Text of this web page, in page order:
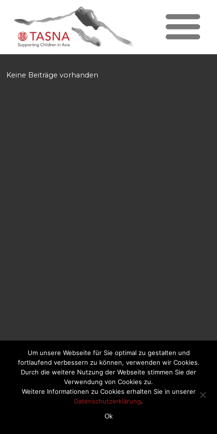
Keine Beiträge vorhanden
Clearing Nr. 232 IBAN CH53 0023 2232 5288 4640 Y
Um unsere Webseite für Sie optimal zu gestalten und
fortlaufend verbessern zu können, verwenden wir Cookies.
Durch die weitere Nutzung der Webseite stimmen Sie der
Verwendung von Cookies zu.
Weitere Informationen zu Cookies erhalten Sie in unserer
Datenschutzerklärung.
Ok